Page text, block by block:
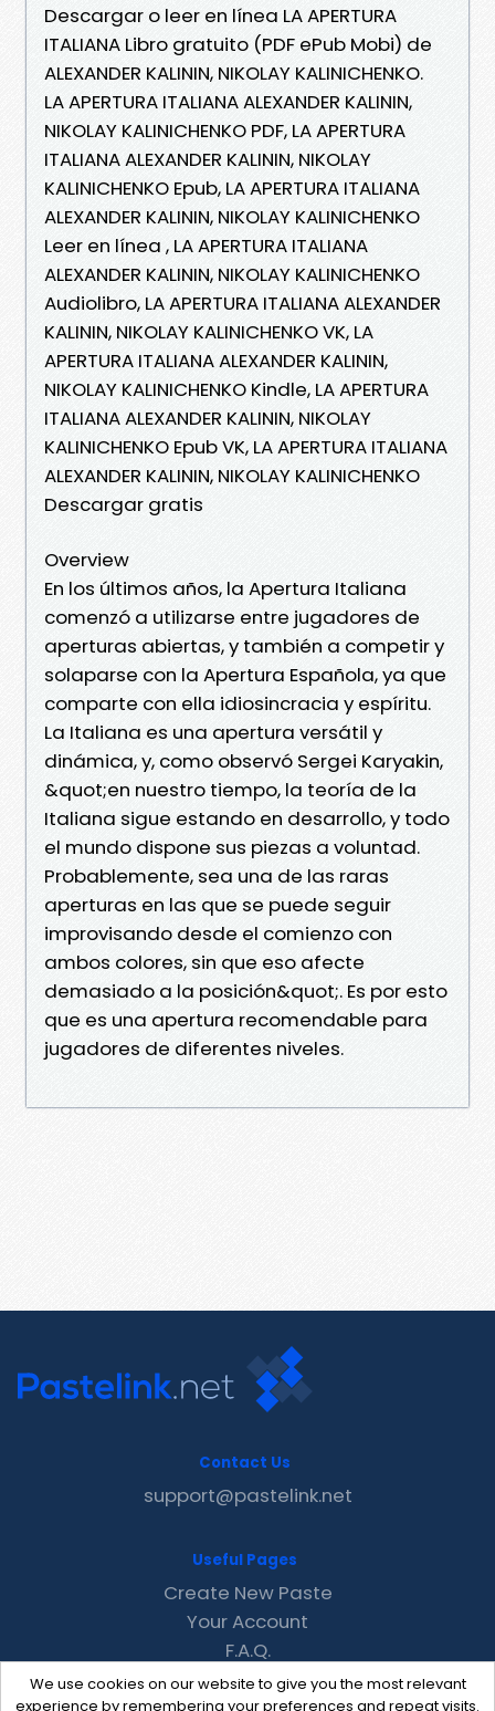
Descargar o leer en línea LA APERTURA
ITALIANA Libro gratuito (PDF ePub Mobi) de
ALEXANDER KALININ, NIKOLAY KALINICHENKO.
LA APERTURA ITALIANA ALEXANDER KALININ,
NIKOLAY KALINICHENKO PDF, LA APERTURA
ITALIANA ALEXANDER KALININ, NIKOLAY
KALINICHENKO Epub, LA APERTURA ITALIANA
ALEXANDER KALININ, NIKOLAY KALINICHENKO
Leer en línea , LA APERTURA ITALIANA
ALEXANDER KALININ, NIKOLAY KALINICHENKO
Audiolibro, LA APERTURA ITALIANA ALEXANDER
KALININ, NIKOLAY KALINICHENKO VK, LA
APERTURA ITALIANA ALEXANDER KALININ,
NIKOLAY KALINICHENKO Kindle, LA APERTURA
ITALIANA ALEXANDER KALININ, NIKOLAY
KALINICHENKO Epub VK, LA APERTURA ITALIANA
ALEXANDER KALININ, NIKOLAY KALINICHENKO
Descargar gratis
Overview
En los últimos años, la Apertura Italiana
comenzó a utilizarse entre jugadores de
aperturas abiertas, y también a competir y
solaparse con la Apertura Española, ya que
comparte con ella idiosincracia y espíritu.
La Italiana es una apertura versátil y
dinámica, y, como observó Sergei Karyakin,
&quot;en nuestro tiempo, la teoría de la
Italiana sigue estando en desarrollo, y todo
el mundo dispone sus piezas a voluntad.
Probablemente, sea una de las raras
aperturas en las que se puede seguir
improvisando desde el comienzo con
ambos colores, sin que eso afecte
demasiado a la posición&quot;. Es por esto
que es una apertura recomendable para
jugadores de diferentes niveles.
We use cookies on our website to give you the most relevant
experience by remembering your preferences and repeat visits.
Contact Us
support@pastelink.net
Useful Pages
Create New Paste
Your Account
F.A.Q.
Recent